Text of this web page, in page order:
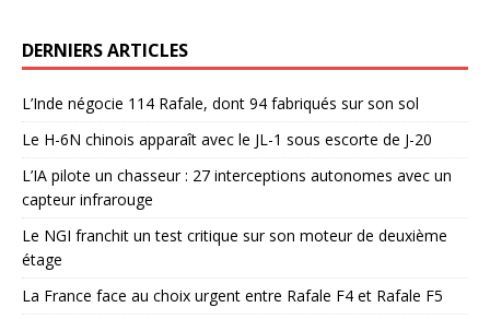
DERNIERS ARTICLES
L’Inde négocie 114 Rafale, dont 94 fabriqués sur son sol
Le H-6N chinois apparaît avec le JL-1 sous escorte de J-20
L’IA pilote un chasseur : 27 interceptions autonomes avec un
capteur infrarouge
Le NGI franchit un test critique sur son moteur de deuxième
étage
La France face au choix urgent entre Rafale F4 et Rafale F5